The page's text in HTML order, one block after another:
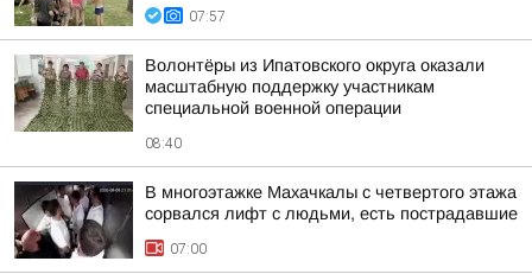
07:57
Волонтёры из Ипатовского округа оказали
масштабную поддержку участникам
специальной военной операции
08:40
В многоэтажке Махачкалы с четвертого этажа
сорвался лифт с людьми, есть пострадавшие
07:00